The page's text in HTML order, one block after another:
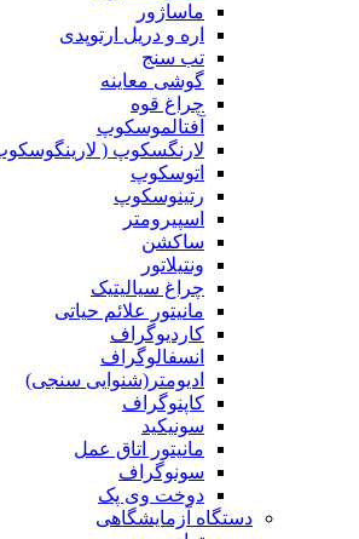
ماساژور
اره و‌ دریل ارتوپدی
تب سنج
گوشی معاینه
چراغ قوه
آفتالموسکوپ
لارنگسکوپ (
اتوسکوپ
رتینوسکوپ
اسپیرومتر
ساکشن
ونتیلاتور
چراغ سیالیتیک
مانیتور علائم حیاتی
کاردیوگراف
انسفالوگراف
ادیومتر(شنوایی سنجی)
کاپنوگراف
سونیکید
مانیتور اتاق عمل
سونوگراف
دوخت وی پک
دستگاه آزمایشگاهی